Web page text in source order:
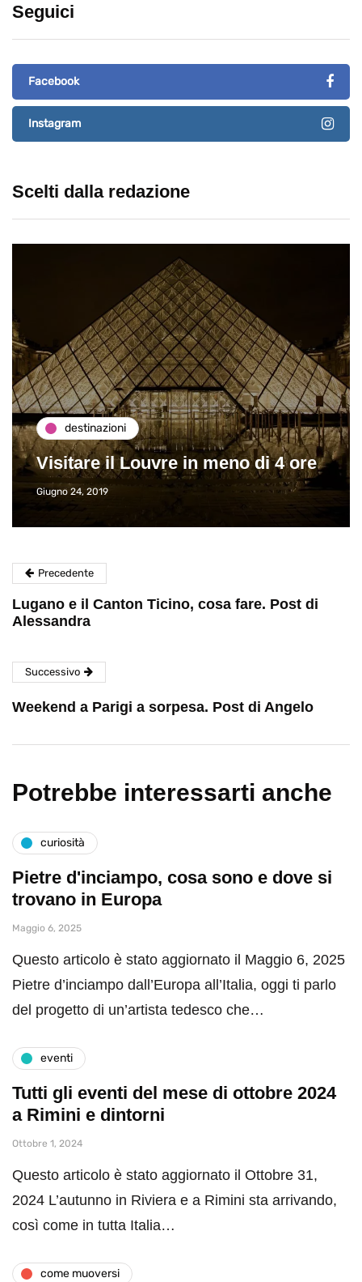
Seguici
Facebook
Instagram
Scelti dalla redazione
destinazioni
Visitare il Louvre in meno di 4 ore
Giugno 24, 2019
Precedente
Lugano e il Canton Ticino, cosa fare. Post di
Alessandra
Successivo
Weekend a Parigi a sorpesa. Post di Angelo
Potrebbe interessarti anche
curiosità
Pietre d'inciampo, cosa sono e dove si
trovano in Europa
Maggio 6, 2025
Questo articolo è stato aggiornato il Maggio 6, 2025
Pietre d’inciampo dall’Europa all’Italia, oggi ti parlo
del progetto di un’artista tedesco che…
eventi
Tutti gli eventi del mese di ottobre 2024
a Rimini e dintorni
Ottobre 1, 2024
Questo articolo è stato aggiornato il Ottobre 31,
2024 L’autunno in Riviera e a Rimini sta arrivando,
così come in tutta Italia…
come muoversi